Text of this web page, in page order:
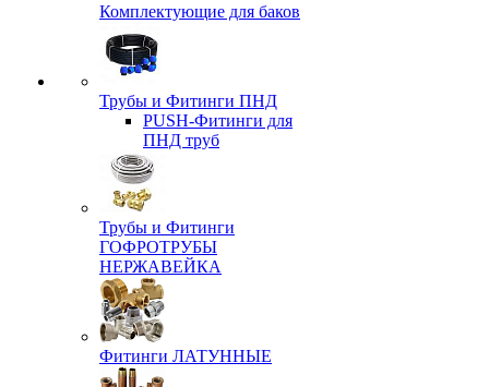
Комплектующие для баков
Трубы и Фитинги ПНД
PUSH-Фитинги для
ПНД труб
Трубы и Фитинги
ГОФРОТРУБЫ
НЕРЖАВЕЙКА
Фитинги ЛАТУННЫЕ